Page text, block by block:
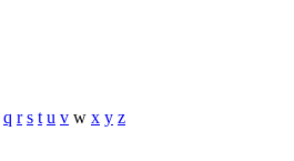
q r s t u v w x y z